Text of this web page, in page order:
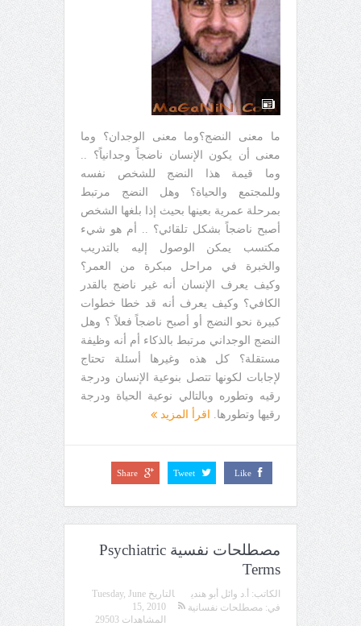
ما معنى النضج؟وما معنى الوجدان؟ وما
معنى أن يكون الإنسان ناضجاً وجدانياً؟ ..
وما قيمة هذا النضج للشخص نفسه
وللمجتمع والحياة؟ وهل النضج مرتبط
بمرحلة عمرية بعينها بحيث إذا بلغها الشخص
أصبح ناضجاً بشكل تلقائي؟ .. أم هو شيء
مكتسب يمكن الوصول إليه بالتدريب
والخبرة في مراحل مبكرة من العمر؟
وكيف يعرف الإنسان أنه غير ناضج بالقدر
الكافي؟ وكيف يعرف أنه قد خطا خطوات
كبيرة نحو النضج أو أصبح ناضجاً فعلاً ؟ وهل
النضج الوجداني مرتبط بالذكاء أم أنه وظيفة
مستقلة؟ كل هذه وغيرها أسئلة تحتاج
لإجابات لكونها تتصل بنوعية الإنسان ودرجة
رقيه وتطوره وبالتالي نوعية الحياة ودرجة
رقيها وتطورها.
اقرأ المزيد
Like
Tweet
Share
مصطلحات نفسية Psychiatric
Terms
الكاتب: أ.د وائل أبو هندي التاريخ Tuesday, June
15, 2010
في: مصطلحات نفسانية
المشاهدات 29503